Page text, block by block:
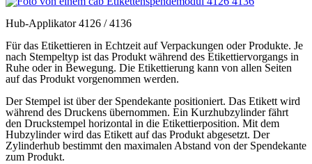
Hub-Applikator 4126 / 4136
Für das Etikettieren in Echtzeit auf Verpackungen oder Produkte. Je
nach Stempeltyp ist das Produkt während des Etikettiervorgangs in
Ruhe oder in Bewegung. Die Etikettierung kann von allen Seiten
auf das Produkt vorgenommen werden.
Der Stempel ist über der Spendekante positioniert. Das Etikett wird
während des Druckens übernommen. Ein Kurzhubzylinder fährt
den Druckstempel horizontal in die Etikettierposition. Mit dem
Hubzylinder wird das Etikett auf das Produkt abgesetzt. Der
Zylinderhub bestimmt den maximalen Abstand von der Spendekante
zum Produkt.